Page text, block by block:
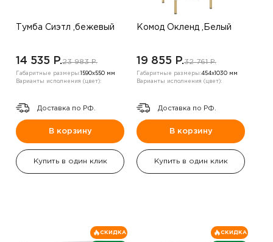
Тумба Сиэтл ,бежевый
14 535 P.23 983 P.
Габаритные размеры: 1590х550 мм
Варианты исполнения (цвет):
Доставка по РФ.
В корзину
Купить в один клик
Комод Окленд ,Белый
19 855 P.32 761 P.
Габаритные размеры:454х1030 мм
Варианты исполнения (цвет):
Доставка по РФ.
В корзину
Купить в один клик
СКИДКА СКИДКА